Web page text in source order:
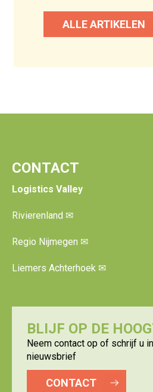
ALLE ARTIKELEN
CONTACT
Logistics Valley
Rivierenland ✉
Regio Nijmegen ✉
Liemers Achterhoek ✉
BLIJF OP DE
Neem contact op of schrijf u
nieuwsbrief
CONTACT